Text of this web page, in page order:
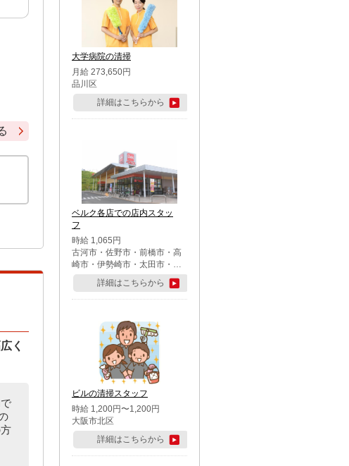
く
大学病院の清掃
月給 273,650円
品川区
詳細はこちらから
ベルク各店での店内スタッ
フ
時給 1,065円
古河市・佐野市・前橋市・高
崎市・伊勢崎市・太田市・館
林市・藤岡市・大泉町・さい
たま市北区・川越市・熊谷
市・行田市・秩父市・所沢
市・鶴ケ島市・千葉市中央
区・市川市・松戸市・習志野
市・柏市・流山市・八千代
市・足立区・江戸川区・八王
子市・町田市
詳細はこちらから
ビルの清掃スタッフ
時給 1,200円〜1,200円
大阪市北区
詳細はこちらから